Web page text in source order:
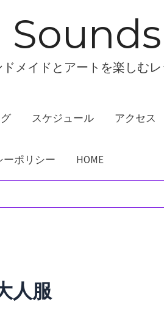
Sounds
メイドとアートを楽しむ
スケジュール アクセス
ーポリシー HOME
人服